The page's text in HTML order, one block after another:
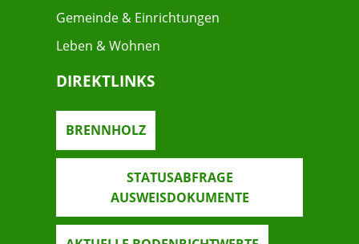
Gemeinde & Einrichtungen
Leben & Wohnen
DIREKTLINKS
BRENNHOLZ
STATUSABFRAGE
AUSWEISDOKUMENTE